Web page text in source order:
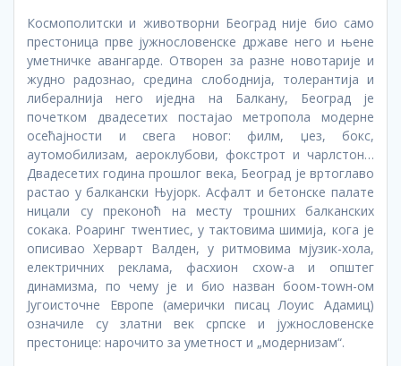
Космополитски и животворни Београд није био само
престоница прве јужнословенске државе него и њене
уметничке авангарде. Отворен за разне новотарије и
жудно радознао, средина слободнија, толерантија и
либералнија него иједна на Балкану, Београд је
почетком двадесетих постајао метропола модерне
осећајности и свега новог: филм, џез, бокс,
аутомобилизам, аероклубови, фокстрот и чарлстон…
Двадесетих година прошлог века, Београд је вртоглаво
растао у балкански Њујорк. Асфалт и бетонске палате
ницали су преконоћ на месту трошних балканских
сокака. Роаринг тwентиес, у тактовима шимија, кога је
описивао Херварт Валден, у ритмовима мјузик-хола,
електричних реклама, фасхион схоw-а и општег
динамизма, по чему је и био назван боом-тоwн-ом
Југоисточне Европе (амерички писац Лоуис Адамиц)
означиле су златни век српске и јужнословенске
престонице: нарочито за уметност и „модернизам“.